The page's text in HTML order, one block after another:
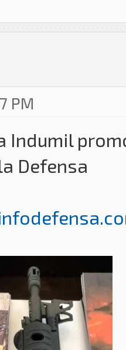
PM
Indumil
Defensa